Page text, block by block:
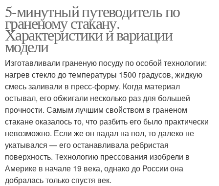
Грамм в стакане
граненом стакане
Миллилитры в стакане Граненые стаканы
Толстый стакан Маленький стакан
Стакан с гранями Граненая стопка
5-минутный путеводитель по
граненому стакану.
Характеристики и вариации
модели
Изготавливали граненую посуду по особой технологии:
нагрев стекло до температуры 1500 градусов, жидкую
смесь заливали в пресс-форму. Когда материал
остывал, его обжигали несколько раз для большей
прочности. Самым лучшим свойством в граненом
стакане оказалось то, что разбить его было практически
невозможно. Если же он падал на пол, то далеко не
укатывался — его останавливала ребристая
поверхность. Технологию прессования изобрели в
Америке в начале 19 века, однако до России она
добралась только спустя век.